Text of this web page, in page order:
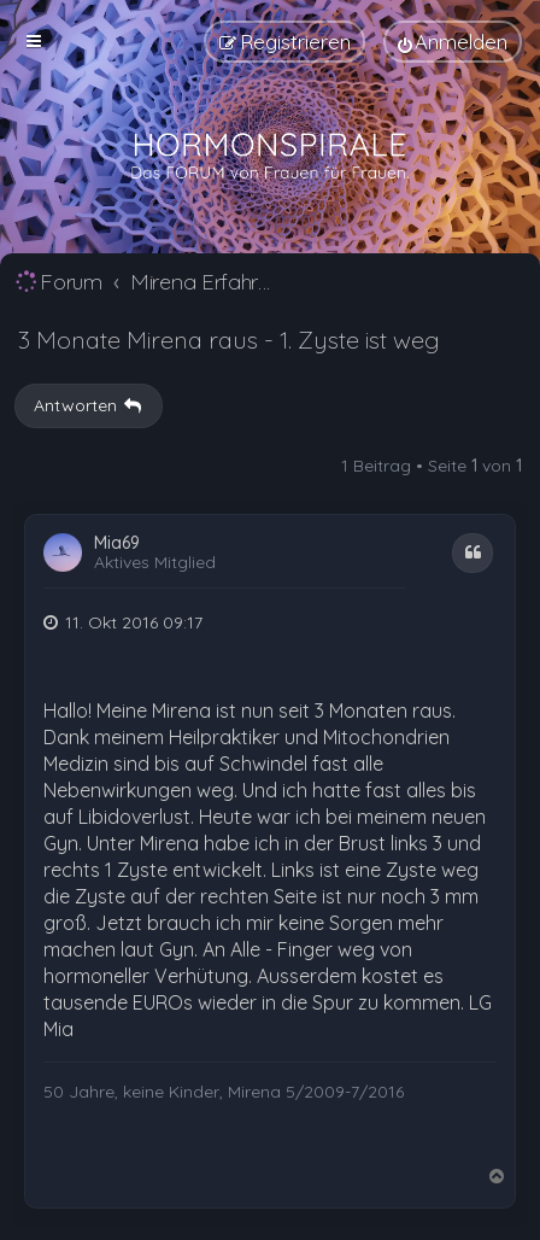
Anmelden
Registrieren
Forum Mirena Erfahrungsberichte und Nebenwirkungen
3 Monate Mirena raus - 1. Zyste ist weg
Antworten
1 Beitrag • Seite 1 von 1
Mia69
Aktives Mitglied
Zitat
11. Okt 2016 09:17
Hallo! Meine Mirena ist nun seit 3 Monaten raus.
Dank meinem Heilpraktiker und Mitochondrien
Medizin sind bis auf Schwindel fast alle
Nebenwirkungen weg. Und ich hatte fast alles bis
auf Libidoverlust. Heute war ich bei meinem neuen
Gyn. Unter Mirena habe ich in der Brust links 3 und
rechts 1 Zyste entwickelt. Links ist eine Zyste weg
die Zyste auf der rechten Seite ist nur noch 3 mm
groß. Jetzt brauch ich mir keine Sorgen mehr
machen laut Gyn. An Alle - Finger weg von
hormoneller Verhütung. Ausserdem kostet es
tausende EUROs wieder in die Spur zu kommen. LG
Mia
50 Jahre, keine Kinder, Mirena 5/2009-7/2016